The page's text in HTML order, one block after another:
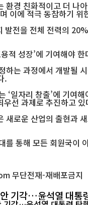
환경 친화적이고 더 나
이에 적극 동참하기
전을 전체 전력의
적 성장’에 기여해야
는 과정에서 개발될
.
‘일자리 창출’에 기여
선 과제로 추진하고
로운 산업의 출현과
를 통해 모든 회원국이
무단전재-재배포금지
기각…윤석열 대통